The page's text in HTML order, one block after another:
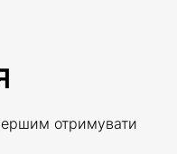
отримувати